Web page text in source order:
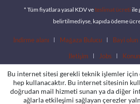
* Tüm fiyatlara yasal KDV veteslimat ücreti ile
belirtilmediyse, kapıda ödeme
İndirme alanı Mağaza Bulucu Bayi olun
İletişim Jobs
Bu internet sitesi gerekli teknik işlemler için
hep kullanacaktır. Bu internet sitesinin
doğrudan mail hizmeti sunan ya da diğer
ağlarla etkileşimi sağlayan çerezler